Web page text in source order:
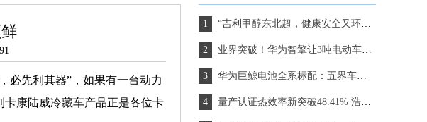
必先利其器”，如果有一台动力
康陆威冷藏车产品正是各位卡
“吉利甲醇东北超，健康安全又环保”星智T9M亮相哈尔滨赛区
业界突破！华为智擎让3吨电动车完成1.2米立定跳远
华为巨鲸电池全系标配：五界车主的安全感从底盘开始
量产认证热效率新突破48.41% 浩思动力亮相2026北京车展开创混动新时代